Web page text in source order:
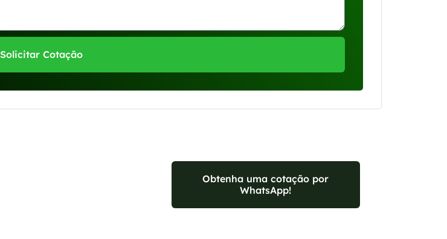
Solicitar Cotação
Obtenha uma cotação por
WhatsApp!